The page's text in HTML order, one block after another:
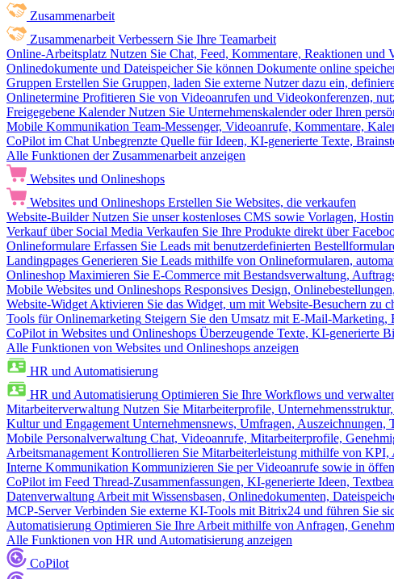
Zusammenarbeit
Zusammenarbeit Verbessern Sie Ihre Teamarbeit
Online-Arbeitsplatz Nutzen Sie Chat, Feed, Kommentare, Reaktionen und
Onlinedokumente und Dateispeicher Sie können Dokumente online
Gruppen Erstellen Sie Gruppen, laden Sie externe Nutzer dazu ein,
Onlinetermine Profitieren Sie von Videoanrufen und Videokonferenzen,
Freigegebene Kalender Nutzen Sie Unternehmenskalender oder Ihren
Mobile Kommunikation Team-Messenger, Videoanrufe, Kommentare,
CoPilot im Chat Unbegrenzte Quelle für Ideen, KI-generierte Texte,
Alle Funktionen der Zusammenarbeit anzeigen
Websites und Onlineshops
Websites und Onlineshops Erstellen Sie Websites, die verkaufen
Website-Builder Nutzen Sie unser kostenloses CMS sowie Vorlagen,
Verkauf über Social Media Verkaufen Sie Ihre Produkte direkt über
Onlineformulare Erfassen Sie Leads mit benutzerdefinierten
Landingpages Generieren Sie Leads mithilfe von Onlineformularen,
Onlineshop Maximieren Sie E-Commerce mit Bestandsverwaltung,
Mobile Websites und Onlineshops Responsives Design,
Website-Widget Aktivieren Sie das Widget, um mit Website-Besuchern zu
Tools für Onlinemarketing Steigern Sie den Umsatz mit E-Mail-
CoPilot in Websites und Onlineshops Überzeugende Texte, KI-generierte
Alle Funktionen von Websites und Onlineshops anzeigen
HR und Automatisierung
HR und Automatisierung Optimieren Sie Ihre Workflows und
Mitarbeiterverwaltung Nutzen Sie Mitarbeiterprofile,
Kultur und Engagement Unternehmensnews, Umfragen, Auszeichnungen,
Mobile Personalverwaltung Chat, Videoanrufe, Mitarbeiterprofile,
Arbeitsmanagement Kontrollieren Sie Mitarbeiterleistung mithilfe von KPI,
Interne Kommunikation Kommunizieren Sie per Videoanrufe sowie in
CoPilot im Feed Thread-Zusammenfassungen, KI-generierte Ideen,
Datenverwaltung Arbeit mit Wissensbasen, Onlinedokumenten,
MCP-Server Verbinden Sie externe KI-Tools mit Bitrix24 und führen Sie
Automatisierung Optimieren Sie Ihre Arbeit mithilfe von Anfragen,
Alle Funktionen von HR und Automatisierung anzeigen
CoPilot